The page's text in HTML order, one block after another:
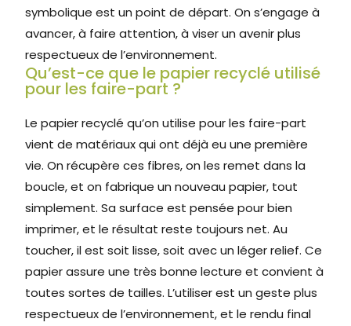
symbolique est un point de départ. On s’engage à
avancer, à faire attention, à viser un avenir plus
respectueux de l’environnement.
Qu’est-ce que le papier recyclé utilisé
pour les faire-part ?
Le papier recyclé qu’on utilise pour les faire-part
vient de matériaux qui ont déjà eu une première
vie. On récupère ces fibres, on les remet dans la
boucle, et on fabrique un nouveau papier, tout
simplement. Sa surface est pensée pour bien
imprimer, et le résultat reste toujours net. Au
toucher, il est soit lisse, soit avec un léger relief. Ce
papier assure une très bonne lecture et convient à
toutes sortes de tailles. L’utiliser est un geste plus
respectueux de l’environnement, et le rendu final